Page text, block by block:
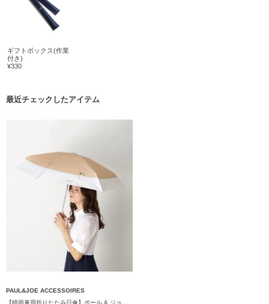
ギフトボックス(作業
付き)
¥330
最近チェックしたアイテム
PAUL&JOE ACCESSOIRES